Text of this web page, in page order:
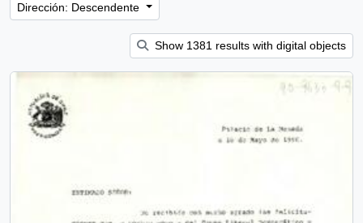
Dirección: Descendente
Show 1381 results with digital objects